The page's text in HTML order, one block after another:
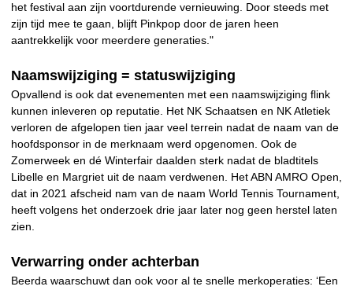
het festival aan zijn voortdurende vernieuwing. Door steeds met
zijn tijd mee te gaan, blijft Pinkpop door de jaren heen
aantrekkelijk voor meerdere generaties."
Naamswijziging = statuswijziging
Opvallend is ook dat evenementen met een naamswijziging flink
kunnen inleveren op reputatie. Het NK Schaatsen en NK Atletiek
verloren de afgelopen tien jaar veel terrein nadat de naam van de
hoofdsponsor in de merknaam werd opgenomen. Ook de
Zomerweek en dé Winterfair daalden sterk nadat de bladtitels
Libelle en Margriet uit de naam verdwenen. Het ABN AMRO Open,
dat in 2021 afscheid nam van de naam World Tennis Tournament,
heeft volgens het onderzoek drie jaar later nog geen herstel laten
zien.
Verwarring onder achterban
Beerda waarschuwt dan ook voor al te snelle merkoperaties: ‘Een